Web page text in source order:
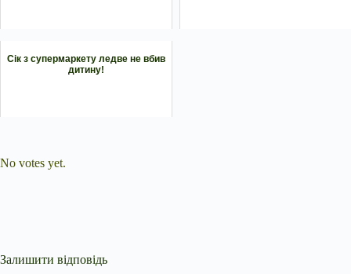
Сік з супермаркету ледве не вбив
дитину!
No votes yet.
Залишити відповідь